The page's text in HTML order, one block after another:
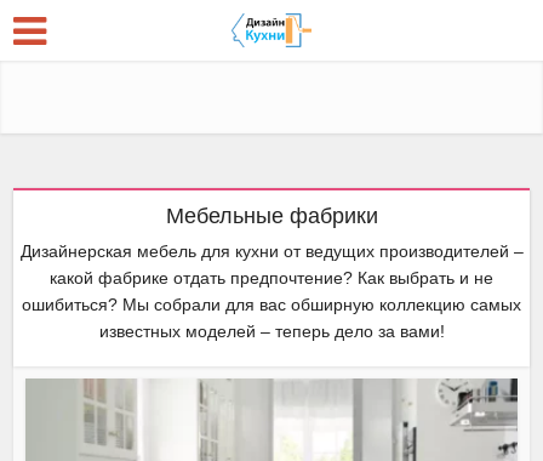
Мебельные фабрики
Дизайнерская мебель для кухни от ведущих производителей –
какой фабрике отдать предпочтение? Как выбрать и не
ошибиться? Мы собрали для вас обширную коллекцию самых
известных моделей – теперь дело за вами!